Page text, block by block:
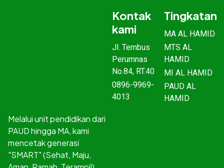
Melalui unit pendidikan dari
PAUD hingga MA, kami
mencetak generasi
"SMART" (Sehat, Maju,
Kontak
kami
Jl. Tembus
Perumnas
No.84, RT.40
0896-9969-
4013
Tingkatan
MA AL HAMID
MTS AL
HAMID
MI AL HAMID
PAUD AL
HAMID